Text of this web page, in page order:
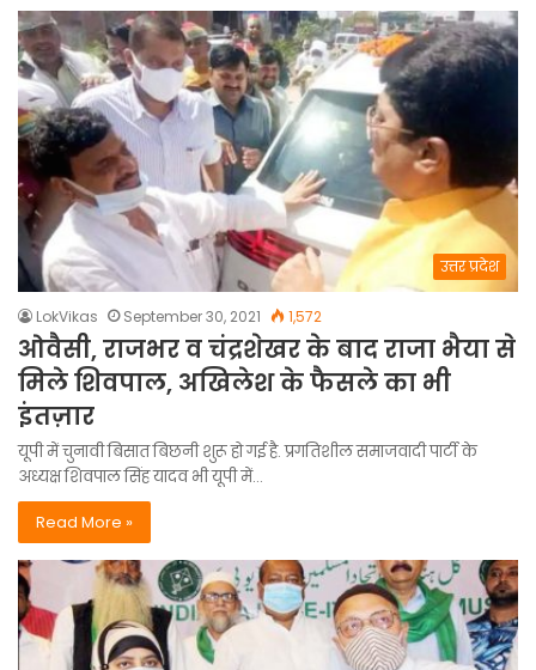
उत्तर प्रदेश
LokVikas September 30, 2021 1,572
ओवैसी, राजभर व चंद्रशेखर के बाद राजा भैया से
मिले शिवपाल, अखिलेश के फैसले का भी
इंतज़ार
यूपी में चुनावी बिसात बिछनी शुरू हो गई है. प्रगतिशील समाजवादी पार्टी के
अध्यक्ष शिवपाल सिंह यादव भी यूपी में…
Read More »